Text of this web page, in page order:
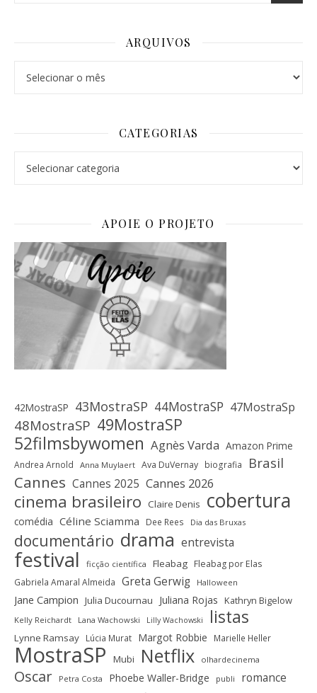
ARQUIVOS
CATEGORIAS
APOIE O PROJETO
42MostraSP 43MostraSP 44MostraSP 47MostraSp
48MostraSP 49MostraSP
52filmsbywomen Agnès Varda Amazon Prime
Andrea Arnold Anna Muylaert Ava DuVernay biografia Brasil
Cannes Cannes 2025 Cannes 2026
cinema brasileiro Claire Denis cobertura
comédia Céline Sciamma Dee Rees Dia das Bruxas
documentário drama entrevista
festival ficção científica Fleabag Fleabag por Elas
Gabriela Amaral Almeida Greta Gerwig Halloween
Jane Campion Julia Ducournau Juliana Rojas Kathryn Bigelow
Kelly Reichardt Lana Wachowski Lilly Wachowski listas
Lynne Ramsay Lúcia Murat Margot Robbie Marielle Heller
MostraSP Mubi Netflix olhardecinema
Oscar Petra Costa Phoebe Waller-Bridge publi romance